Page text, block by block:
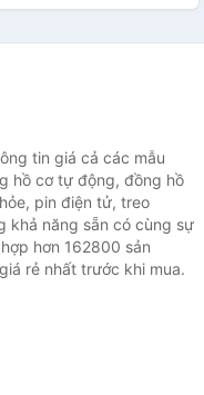
tin giá cả các mẫu
hồ cơ tự động, đồng hồ
pin điện tử, treo
khả năng sẵn có cùng sự
hơn 162800 sản
rẻ nhất trước khi mua.